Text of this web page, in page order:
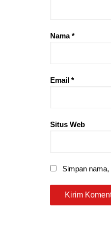
Nama*
Email *
Situs Web
Simpan